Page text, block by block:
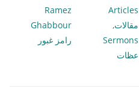
Articles
مقالات,
Sermons
عظات
Ramez
Ghabbour
رامز غبور